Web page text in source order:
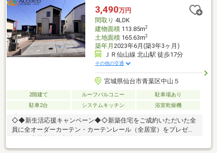
いて☆＊・当日のご予約も承っております！お気軽にお電話下さ
い！・来社はもちろん、メールでのご相談、資料請求も大歓迎で
す☆
3,490万円
間取り 4LDK
建物面積113.85m2
土地面積165.63m2
築年月 2023年6月(築3年3ヶ月)
ＪＲ仙山線 北山駅 徒歩17分
その他の交通
宮城県仙台市青葉区中山５
2階建て ルーフバルコニー
駐車場あり
駐車2台
システムキッチン 浴室乾燥機
◇◆新生活応援キャンペーン◆◇新築住宅をご成約いただいた全
員に全オーダーカーテン・カーテンレール（全居室）をプレゼン
から心ばかりのプレゼントです！※詳細はスタッフまでお尋ねく